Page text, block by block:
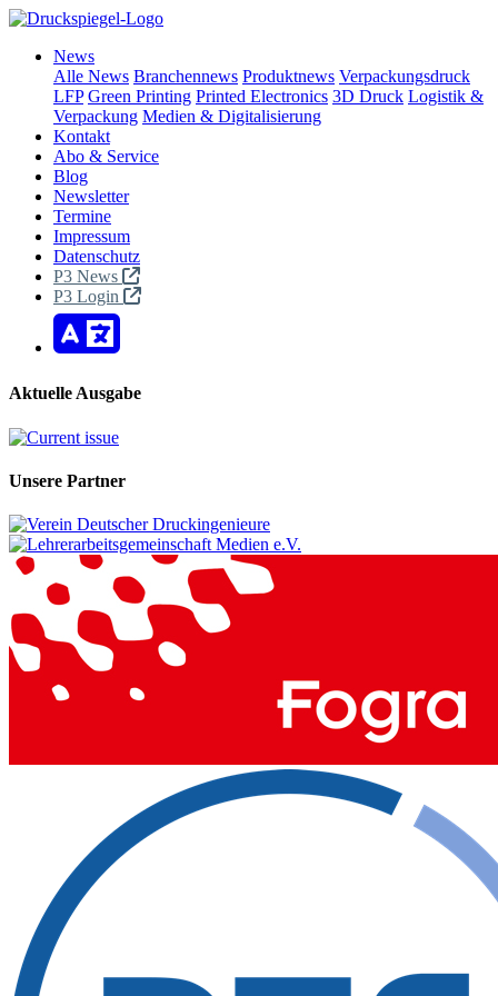
News
Alle News Branchennews Produktnews Verpackungsdruck
LFP Green Printing Printed Electronics 3D Druck Logistik &
Verpackung Medien & Digitalisierung
Kontakt
Abo & Service
Blog
Newsletter
Termine
Impressum
Datenschutz
P3 News
P3 Login
Aktuelle Ausgabe
Unsere Partner